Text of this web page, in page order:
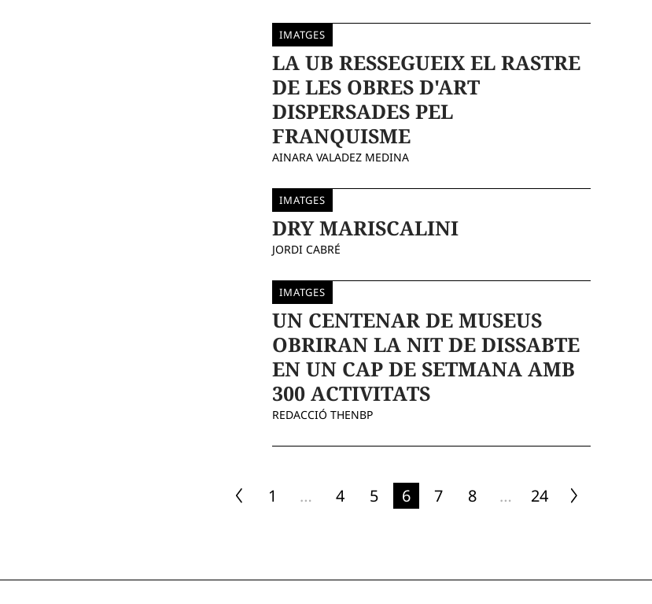
IMATGES
LA UB RESSEGUEIX EL RASTRE
DE LES OBRES D'ART
DISPERSADES PEL
FRANQUISME
AINARA VALADEZ MEDINA
IMATGES
DRY MARISCALINI
JORDI CABRÉ
IMATGES
UN CENTENAR DE MUSEUS
OBRIRAN LA NIT DE DISSABTE
EN UN CAP DE SETMANA AMB
300 ACTIVITATS
REDACCIÓ THENBP
1 … 4 5 6 7 8 … 24